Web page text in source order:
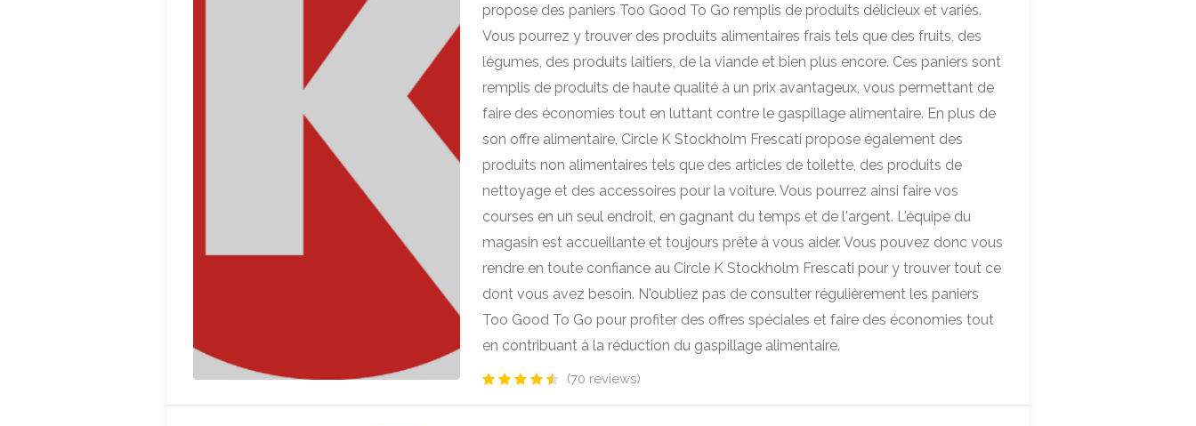
propose des paniers Too Good To Go remplis de produits délicieux et variés.
Vous pourrez y trouver des produits alimentaires frais tels que des fruits, des
légumes, des produits laitiers, de la viande et bien plus encore. Ces paniers sont
remplis de produits de haute qualité à un prix avantageux, vous permettant de
faire des économies tout en luttant contre le gaspillage alimentaire. En plus de
son offre alimentaire, Circle K Stockholm Frescati propose également des
produits non alimentaires tels que des articles de toilette, des produits de
nettoyage et des accessoires pour la voiture. Vous pourrez ainsi faire vos
courses en un seul endroit, en gagnant du temps et de l'argent. L'équipe du
magasin est accueillante et toujours prête à vous aider. Vous pouvez donc vous
rendre en toute confiance au Circle K Stockholm Frescati pour y trouver tout ce
dont vous avez besoin. N'oubliez pas de consulter régulièrement les paniers
Too Good To Go pour profiter des offres spéciales et faire des économies tout
en contribuant à la réduction du gaspillage alimentaire.
(70 reviews)